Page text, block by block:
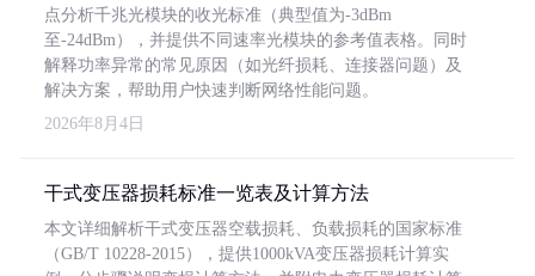
点分析千兆光模块的收光标准（典型值为-3dBm
至-24dBm），并提供不同速率光模块的参考值表格。同时
解释功率异常的常见原因（如光纤损耗、连接器问题）及
解决方案，帮助用户快速判断网络性能问题。
2026年8月4日
干式变压器损耗标准一览表及计算方法
本文详细解析干式变压器空载损耗、负载损耗的国家标准
（GB/T 10228-2015），提供1000kVA变压器损耗计算实